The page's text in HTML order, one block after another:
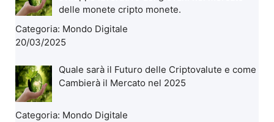
delle monete cripto monete.
Categoria: Mondo Digitale
20/03/2025
Quale sarà il Futuro delle Criptovalute e come
Cambierà il Mercato nel 2025
Categoria: Mondo Digitale